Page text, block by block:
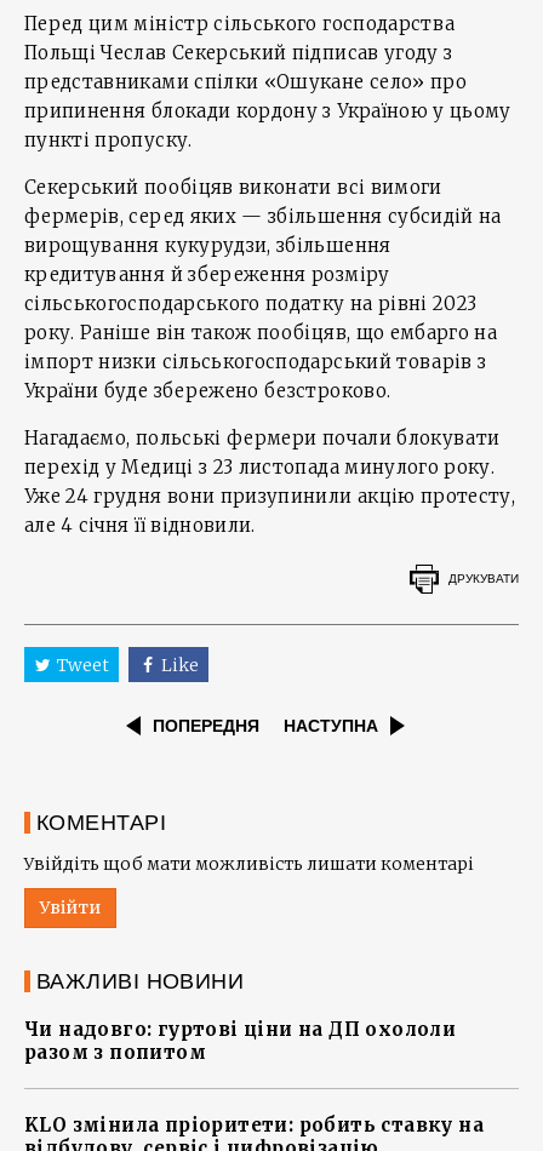
Перед цим міністр сільського господарства
Польщі Чеслав Секерський підписав угоду з
представниками спілки «Ошукане село» про
припинення блокади кордону з Україною у цьому
пункті пропуску.
Секерський пообіцяв виконати всі вимоги
фермерів, серед яких — збільшення субсидій на
вирощування кукурудзи, збільшення
кредитування й збереження розміру
сільськогосподарського податку на рівні 2023
року. Раніше він також пообіцяв, що ембарго на
імпорт низки сільськогосподарський товарів з
України буде збережено безстроково.
Нагадаємо, польські фермери почали блокувати
перехід у Медиці з 23 листопада минулого року.
Уже 24 грудня вони призупинили акцію протесту,
але 4 січня її відновили.
ДРУКУВАТИ
Tweet Like
ПОПЕРЕДНЯ НАСТУПНА
КОМЕНТАРІ
Увійдіть щоб мати можливість лишати коментарі
Увійти
ВАЖЛИВІ НОВИНИ
Чи надовго: гуртові ціни на ДП охололи
разом з попитом
KLO змінила пріоритети: робить ставку на